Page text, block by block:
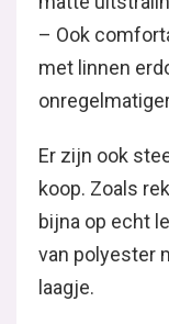
– Ook
met linnen
Er zijn ook
koop. Zoals
bijna op echt
van polyester
laagje.